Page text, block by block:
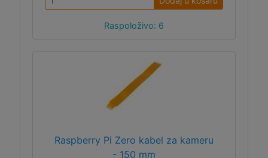
Raspoloživo: 6
Raspberry Pi Zero kabel za kameru
- 150 mm